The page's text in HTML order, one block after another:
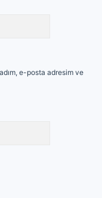
e-posta adresim ve